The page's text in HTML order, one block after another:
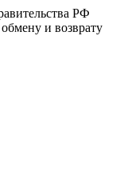
РФ
и возврату